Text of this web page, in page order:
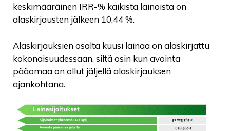
keskimääräinen IRR-% kaikista lainoista on
alaskirjausten jälkeen 10,44 %.
Alaskirjauksien osalta kuusi lainaa on alaskirjattu
kokonaisuudessaan, siltä osin kun avointa
pääomaa on ollut jäljellä alaskirjauksen
ajankohtana.